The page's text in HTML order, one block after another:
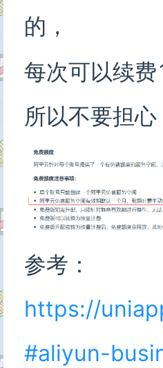
的，
每次可以续
所以不要担心
参考：
https://
#aliyun-